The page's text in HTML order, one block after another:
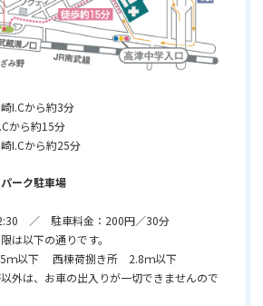
I.Cから約3分
から約15分
I.Cから約25分
ーク駐車場
／ 駐車料金：200円／30分
は以下の通りです。
ｍ以下 西棟荷捌き所 2.8ｍ以下
外は、お車の出入りが一切できませんので